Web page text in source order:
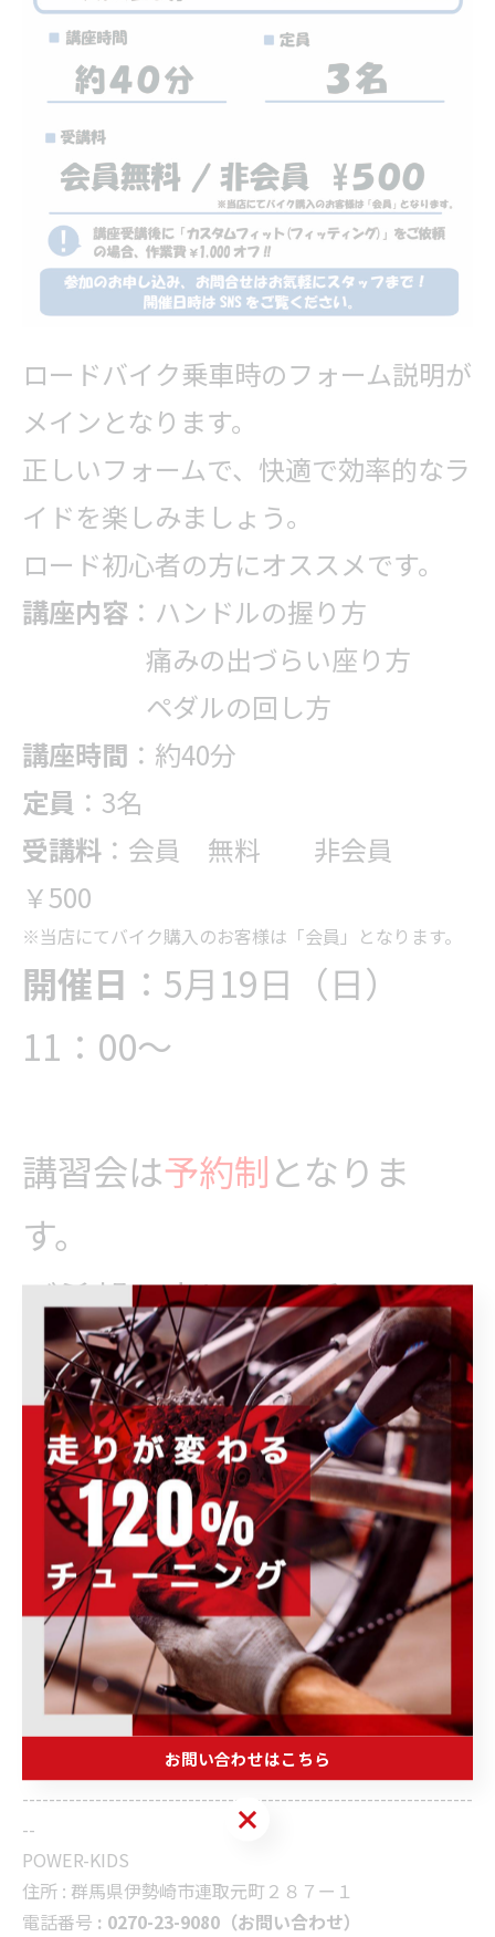
ロードバイク乗車時のフォーム説明が
メインとなります。
正しいフォームで、快適で効率的なラ
イドを楽しみましょう。
ロード初心者の方にオススメです。
講座内容 ：ハンドルの握り方
痛みの出づらい座り方
ペダルの回し方
講座時間 ：約40分
定員 ：3名
受講料 ：会員 無料 非会員
￥500
※当店にてバイク購入のお客様は「会員」となります。
開催日 ：5月19日（日）
11：00～
講習会は予約制となりま
す。
ご希望の方は、電話027-
023-9080もしくはメール
isesaki@power-kids.co.jp
にてご予約の程、よろしく
お願い致します。
皆様のご参加を心よりお待
ちしております。
--------------------------------------------------------------------
--
POWER-KIDS
住所 : 群馬県伊勢崎市連取元町２８７ー１
電話番号 : 0270-23-9080（お問い合わせ）
お問い合わせはこちら
お問い合わせはこちら